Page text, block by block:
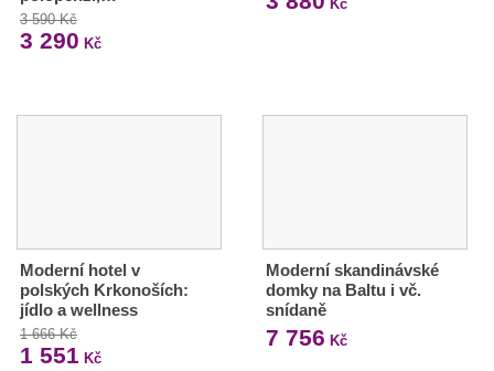
3 590 Kč
3 290 Kč
Kč
Moderní hotel v
polských Krkonoších:
jídlo a wellness
1 666 Kč
1 551 Kč
Moderní skandinávské
domky na Baltu i vč.
snídaně
7 756 Kč